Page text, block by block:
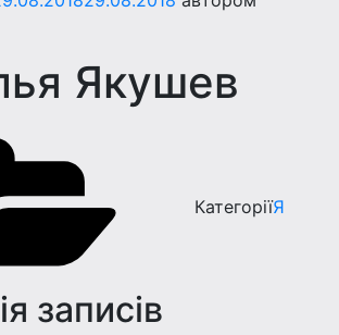
Якушев
КатегоріїЯ
записів